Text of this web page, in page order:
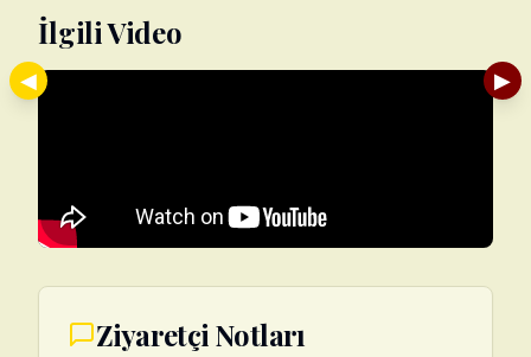
İlgili Video
Ziyaretçi Notları
◀ ▶